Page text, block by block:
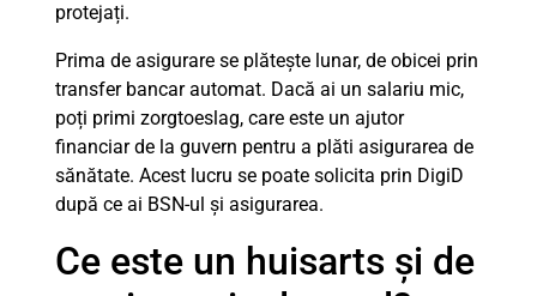
protejați.
Prima de asigurare se plătește lunar, de obicei prin
transfer bancar automat. Dacă ai un salariu mic,
poți primi zorgtoeslag, care este un ajutor
financiar de la guvern pentru a plăti asigurarea de
sănătate. Acest lucru se poate solicita prin DigiD
după ce ai BSN-ul și asigurarea.
Ce este un huisarts și de